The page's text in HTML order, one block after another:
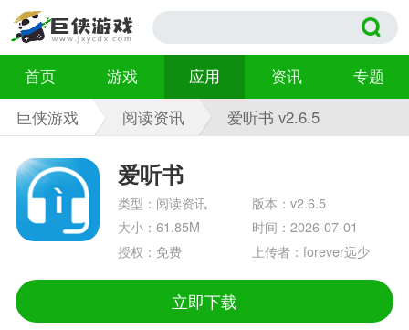
首页 游戏 应用 资讯
专题
巨侠游戏
阅读资讯 爱听书 v2.6.5
爱听书
类型：阅读资讯
版本：v2.6.5
大小：61.85M
时间：2026-07-01
授权：免费
上传者：forever远少
立即下载